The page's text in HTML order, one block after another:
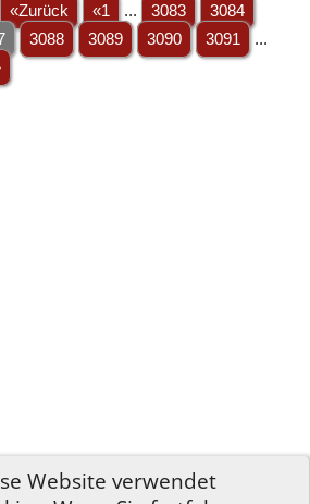
Website verwendet
«Zurück «1 ... 3083
3084
3088 3089 3090 3091
...